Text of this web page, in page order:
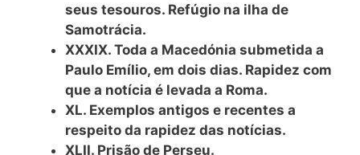
seus tesouros. Refúgio na ilha de
Samotrácia.
XXXIX. Toda a Macedónia submetida a
Paulo Emílio, em dois dias. Rapidez com
que a notícia é levada a Roma.
XL. Exemplos antigos e recentes a
respeito da rapidez das notícias.
XLII. Prisão de Perseu.